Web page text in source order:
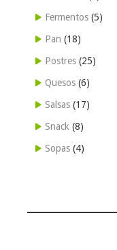
Fermentos (5)
Pan (18)
Postres (25)
Quesos (6)
Salsas (17)
Snack (8)
Sopas (4)